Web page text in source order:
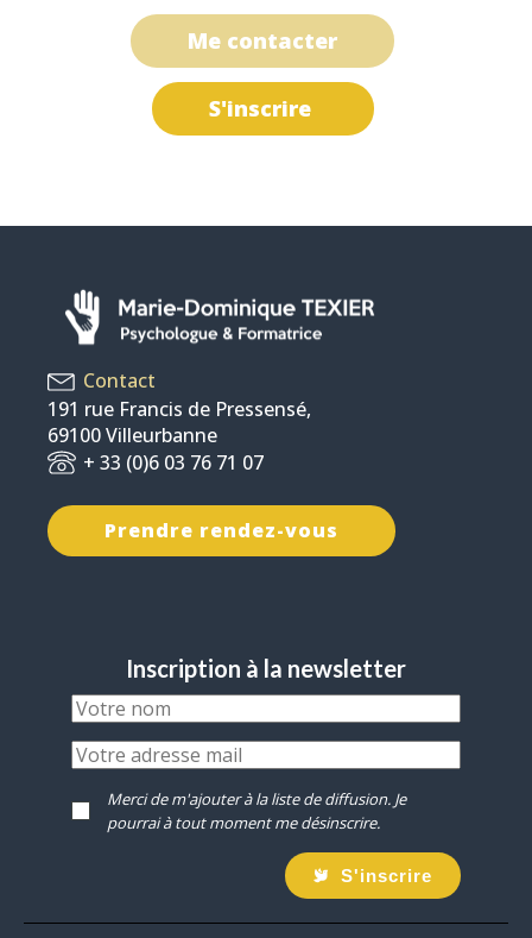
Me contacter
S'inscrire
Contact
191 rue Francis de Pressensé,
69100 Villeurbanne
+ 33 (0)6 03 76 71 07
Prendre rendez-vous
Inscription à la newsletter
Merci de m'ajouter à la liste de diffusion. Je
pourrai à tout moment me désinscrire.
S'inscrire